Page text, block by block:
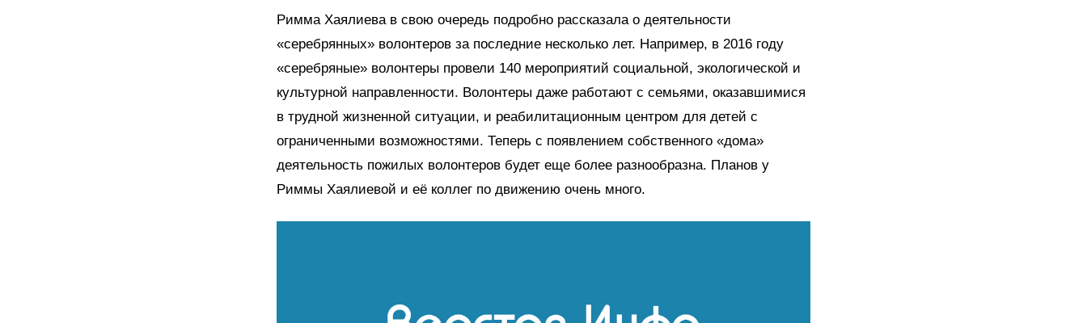
Римма Хаялиева в свою очередь подробно рассказала о деятельности
«серебрянных» волонтеров за последние несколько лет. Например, в 2016 году
«серебряные» волонтеры провели 140 мероприятий социальной, экологической и
культурной направленности. Волонтеры даже работают с семьями, оказавшимися
в трудной жизненной ситуации, и реабилитационным центром для детей с
ограниченными возможностями. Теперь с появлением собственного «дома»
деятельность пожилых волонтеров будет еще более разнообразна. Планов у
Риммы Хаялиевой и её коллег по движению очень много.